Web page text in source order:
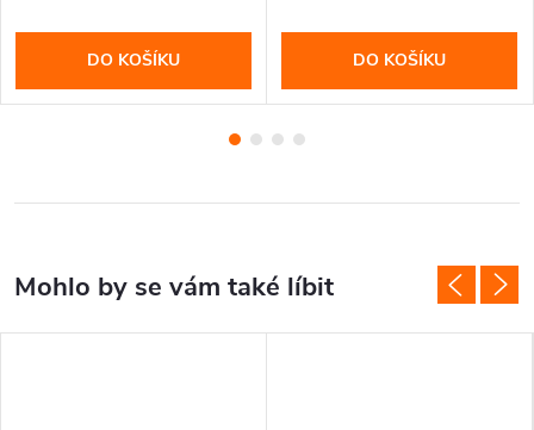
DO KOŠÍKU DO KOŠÍKU